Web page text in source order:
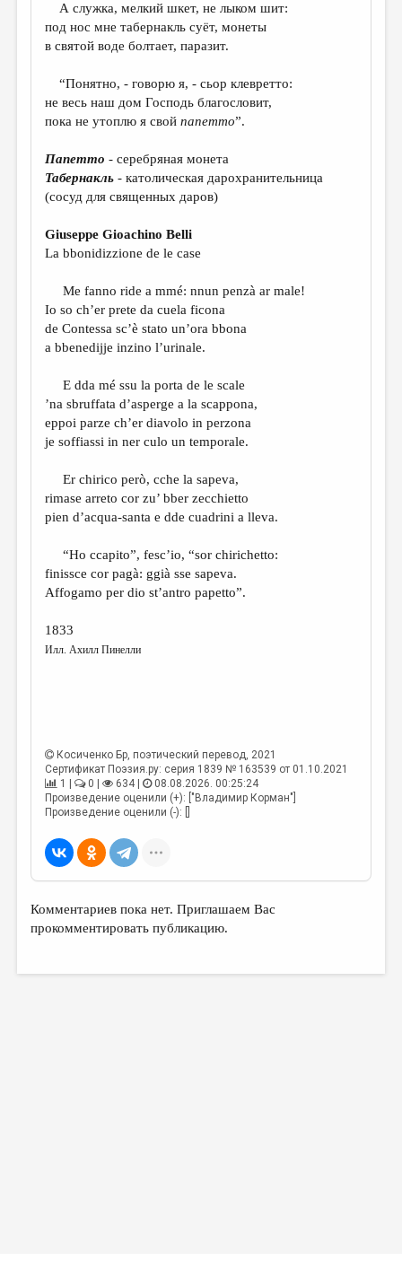
РЕДКОЛЛЕГИЯ
ОТ РЕДАКЦИИ
МАЛАЯ ПРОЗА
ЭССЕИСТИКА
КУЛЬТУРОВЕДЕНИЕ
РЕЦЕНЗИРОВАНИЕ
ТРЕДИАКОВСКИЙ
МЕДИА
А служка, мелкий шкет, не лыком шит:
под нос мне табернакль суёт, монеты
в святой воде болтает, паразит.
“Понятно, - говорю я, - сьор клевретто:
не весь наш дом Господь благословит,
пока не утоплю я свойпапетто”.
Папетто - серебряная монета
Табернакль - католическая дарохранительница
(сосуд для священных даров)
Giuseppe Gioachino Belli
La bbonidizzione de le case
Me fanno ride a mmé: nnun penzà ar male!
Io so ch’er prete da cuela ficona
de Contessa sc’è stato un’ora bbona
a bbenedijje inzino l’urinale.
E dda mé ssu la porta de le scale
’na sbruffata d’asperge a la scappona,
eppoi parze ch’er diavolo in perzona
je soffiassi in ner culo un temporale.
Er chirico però, cche la sapeva,
rimase arreto cor zu’ bber zecchietto
pien d’acqua-santa e dde cuadrini a lleva.
“Ho ccapito”, fesc’io, “sor chirichetto:
finissce cor pagà: ggià sse sapeva.
Affogamo per dio st’antro papetto”.
1833
Илл. Ахилл Пинелли
Косиченко Бр, поэтический перевод, 2021
Сертификат Поэзия.ру: серия 1839 № 163539 от 01.10.2021
1 |
0 | 634 |
08.08.2026. 00:25:24
Произведение оценили (+): ["Владимир Корман"]
Произведение оценили (-): []
Комментариев пока нет. Приглашаем Вас
прокомментировать публикацию.